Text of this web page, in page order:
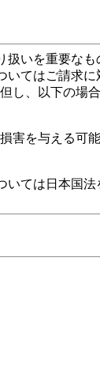
いを重要な
いてはご請求
し、以下の場
害を与える可
ては日本国